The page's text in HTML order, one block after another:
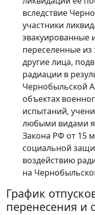
вследствие
участники
эвакуированные
переселенные
другие лица,
радиации в
Чернобыльской
объектах
испытаний,
любыми видами
Закона РФ от 15
социальной
воздействию
на
График
перенесения и